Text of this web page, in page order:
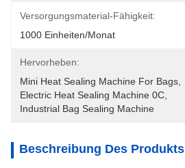
Versorgungsmaterial-Fähigkeit:
1000 Einheiten/Monat
Hervorheben:
Mini Heat Sealing Machine For Bags
Electric Heat Sealing Machine 0C
Industrial Bag Sealing Machine
Beschreibung Des Produkts